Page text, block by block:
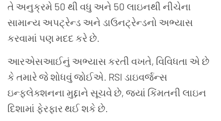
તે અનુક્રમે 50 થી વધુ અને 50 લાઇનથી નીચેના
સામાન્ય અપટ્રેન્ડ અને ડાઉનટ્રેન્ડનો અભ્યાસ
કરવામાં પણમદદકરે છે.
આરએસઆઈનું અભ્યાસકરતી વખતે, વિવિધતા એ છે
કેતમારેજેશોધવુંજોઈએ. RSI ડાઇવર્જન્સ
ઇન્ફ્લેક્શનના મુદ્દાને સૂચવે છે, જ્યાં કિંમતની લાઇન
દિશામાં ફેરફારથઈશકે છે.